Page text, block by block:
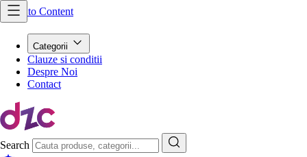
Skip to Content
Categorii
Clauze si conditii
Despre Noi
Contact
Search